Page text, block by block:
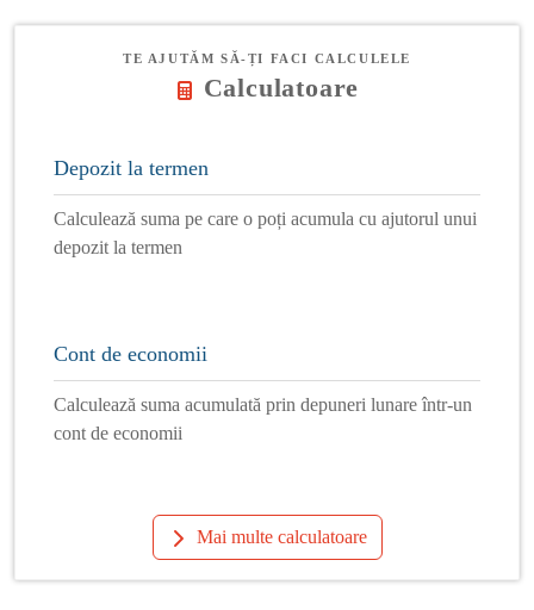
TE AJUTĂM SĂ-ȚI FACI CALCULELE
Calculatoare
Depozit la termen
Calculează suma pe care o poți acumula cu ajutorul unui
depozit la termen
Cont de economii
Calculează suma acumulată prin depuneri lunare într-un
cont de economii
Mai multe calculatoare